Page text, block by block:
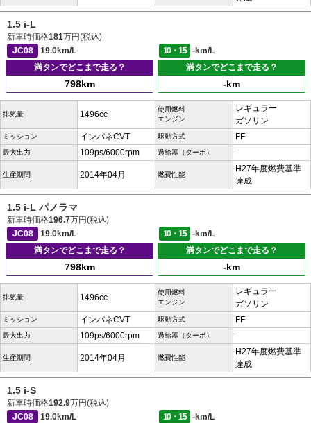
1.5 i-L
新車時価格181万円(税込)
JC08
19.0km/L 10・15
-km/L
満タンでどこまで走る？
798km
満タンでどこまで走る？
-km
排気量 1496cc
使用燃料
エンジン
レギュラー
ガソリン
ミッション インパネCVT 駆動方式 FF
最大出力 109ps/6000rpm 過給器（ターボ） -
生産期間 2014年04月 燃費性能
H27年度燃費基準
達成
1.5 i-L パノラマ
新車時価格196.7万円(税込)
JC08
19.0km/L 10・15
-km/L
満タンでどこまで走る？
798km
満タンでどこまで走る？
-km
排気量 1496cc
使用燃料
エンジン
レギュラー
ガソリン
ミッション インパネCVT 駆動方式 FF
最大出力 109ps/6000rpm 過給器（ターボ） -
生産期間 2014年04月 燃費性能
H27年度燃費基準
達成
1.5 i-S
新車時価格192.9万円(税込)
JC08
19.0km/L 10・15
-km/L